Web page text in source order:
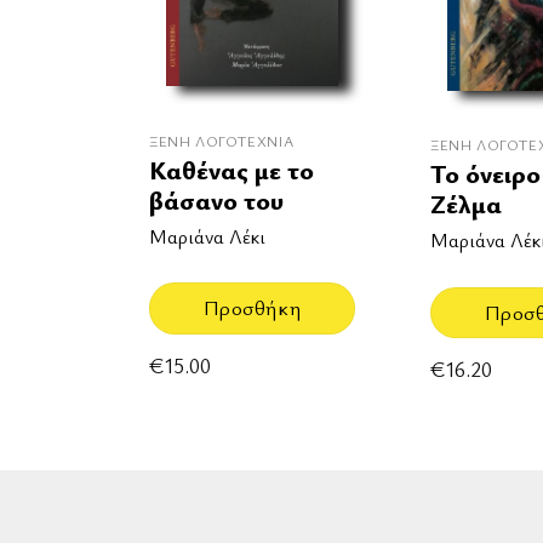
ΞΈΝΗ ΛΟΓΟΤΕΧΝΊΑ
Καθένας με το
βάσανο του
Μαριάνα Λέκι
Προσθήκη
€15.00
ΞΈΝΗ
Το
Ζέλμα
Μαριάνα
€16.20